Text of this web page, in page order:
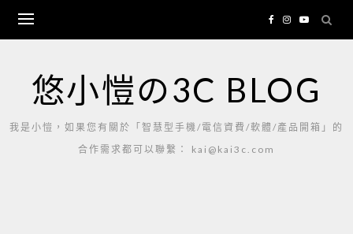
content
悠小愷の3C BLOG
我是小愷，如果您有關於「智慧型手機/電信資費/軟體/產品開箱」的
合作需求都可以聯繫： kai@kai3c.com